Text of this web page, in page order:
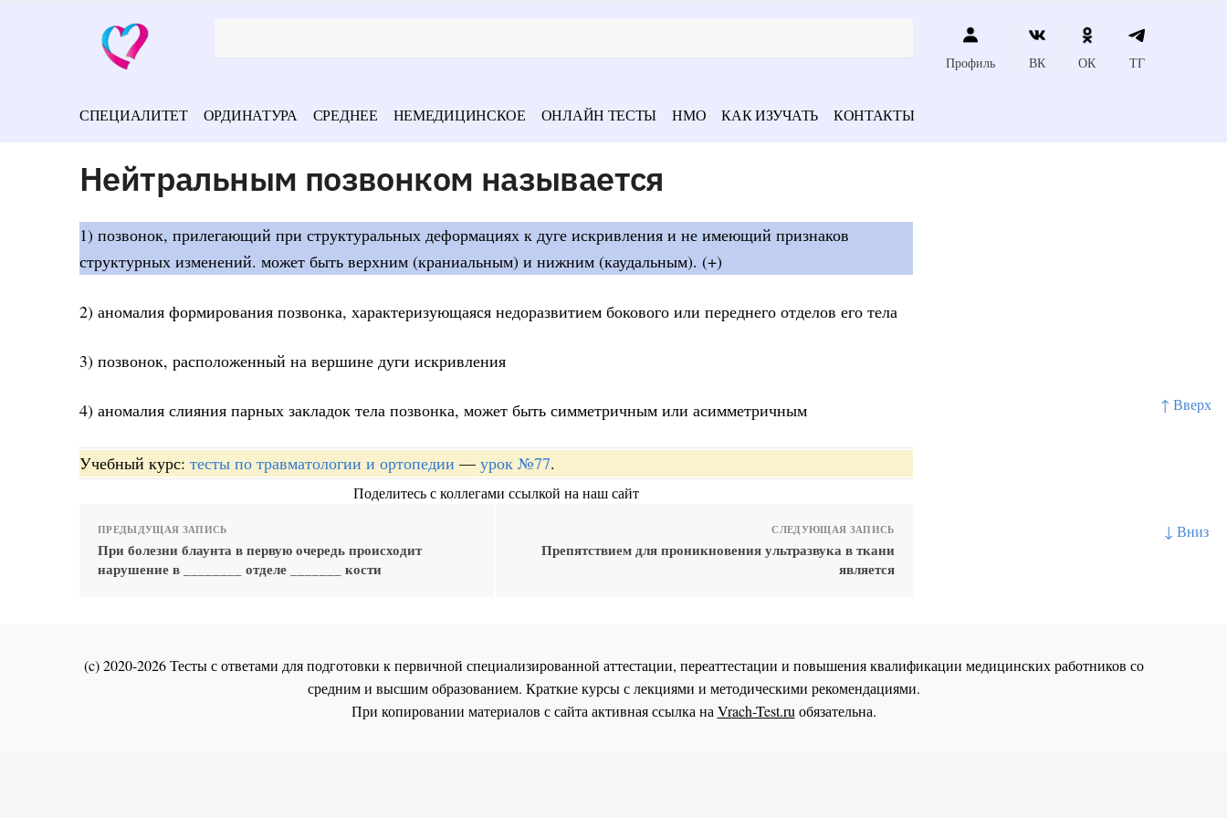
↑ Вверх
↓ Вниз
Профиль ВК ОК ТГ
СПЕЦИАЛИТЕТ ОРДИНАТУРА СРЕДНЕЕ НЕМЕДИЦИНСКОЕ ОНЛАЙН ТЕСТЫ НМО КАК ИЗУЧАТЬ КОНТАКТЫ
Нейтральным позвонком называется
1) позвонок, прилегающий при структуральных деформациях к дуге искривления и не имеющий признаков
структурных изменений. может быть верхним (краниальным) и нижним (каудальным). (+)
2) аномалия формирования позвонка, характеризующаяся недоразвитием бокового или переднего отделов его тела
3) позвонок, расположенный на вершине дуги искривления
4) аномалия слияния парных закладок тела позвонка, может быть симметричным или асимметричным
Учебный курс: тесты по травматологии и ортопедии — урок №77.
Поделитесь с коллегами ссылкой на наш сайт
ПРЕДЫДУЩАЯ ЗАПИСЬ
При болезни блаунта в первую очередь происходит
нарушение в ________ отделе _______ кости
СЛЕДУЮЩАЯ ЗАПИСЬ
Препятствием для проникновения ультразвука в ткани
является
(c) 2020-2026 Тесты с ответами для подготовки к первичной специализированной аттестации, переаттестации и повышения квалификации медицинских работников со
средним и высшим образованием. Краткие курсы с лекциями и методическими рекомендациями.
При копировании материалов с сайта активная ссылка на Vrach-Test.ru обязательна.